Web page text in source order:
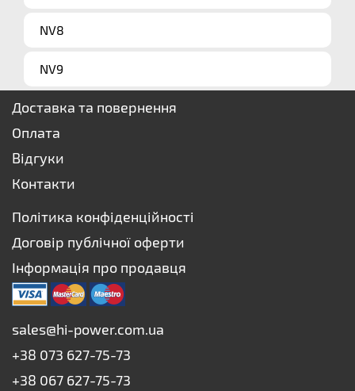
NV8
NV9
Доставка та повернення
Оплата
Відгуки
Контакти
Політика конфіденційності
Договір публічної оферти
Інформація про продавця
sales@hi-power.com.ua
+38 073 627-75-73
+38 067 627-75-73